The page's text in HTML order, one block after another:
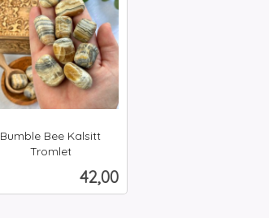
Bumble Bee Kalsitt
Tromlet
Pris
42,00